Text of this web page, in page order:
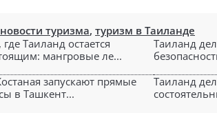
новости туризма, туризм в Таиланде
Таиланд остается
мангровые ле...
Таиланд
запускают прямые
в Ташкент...
Таиланд